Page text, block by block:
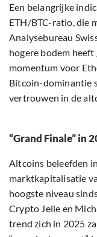
Een belangrijke
ETH/BTC-ratio, die
Analysebureau
hogere bodem
momentum voor
Bitcoin-dominantie
vertrouwen in de
“Grand Finale” in
Altcoins beleefden
marktkapitalisatie
hoogste niveau
Crypto Jelle en
trend zich in 2025